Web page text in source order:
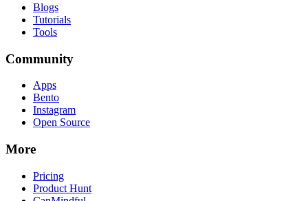
Blogs
Tutorials
Tools
Community
Apps
Bento
Instagram
Open Source
More
Pricing
Product Hunt